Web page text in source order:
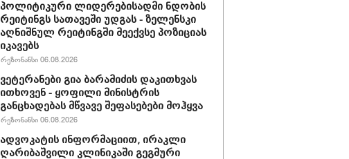
პოლიტიკური ლიდერებისადმი ნდობის
რეიტინგს სათავეში უდგას - ზელენსკი
აღნიშნულ რეიტინგში მეექვსე პოზიციას
იკავებს
რეზონანსი 06.08.2026
ვეტერანები გია ბარამიძის დაკითხვას
ითხოვენ - ყოფილი მინისტრის
განცხადებას მწვავე შეფასებები მოჰყვა
რეზონანსი 06.08.2026
ადვოკატის ინფორმაციით, ირაკლი
ღარიბაშვილი კლინიკაში გეგმური